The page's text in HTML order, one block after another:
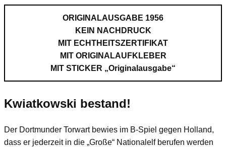
ORIGINALAUSGABE 1956
KEIN NACHDRUCK
MIT ECHTHEITSZERTIFIKAT
MIT ORIGINALAUFKLEBER
MIT STICKER „Originalausgabe“
Kwiatkowski bestand!
Der Dortmunder Torwart bewies im B-Spiel gegen Holland,
dass er jederzeit in die „Große“ Nationalelf berufen werden